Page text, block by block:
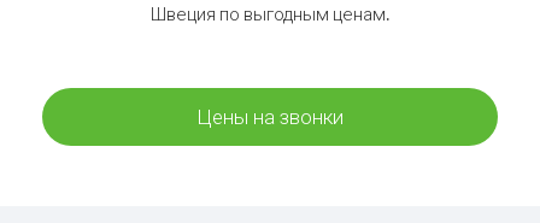
Швеция по выгодным ценам.
Цены на звонки